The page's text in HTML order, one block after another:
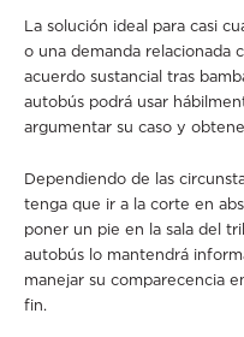
La solución ideal para casi
o una demanda relacionada
acuerdo sustancial tras
autobús podrá usar
argumentar su caso y
Dependiendo de las
tenga que ir a la corte en
poner un pie en la sala del
autobús lo mantendrá
manejar su comparecencia
fin.